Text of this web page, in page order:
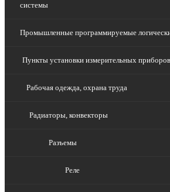
системы
Промышленные программируемые
Пункты установки измерительных приборов
Рабочая одежда, охрана труда
Радиаторы, конвекторы
Разъемы
Реле